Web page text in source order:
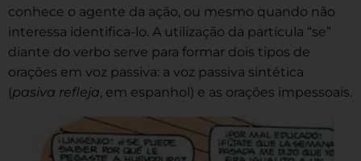
conhece o agente da ação, ou mesmo quando não
interessa identifica-lo. A utilização da partícula “se”
diante do verbo serve para formar dois tipos de
orações em voz passiva: a voz passiva sintética
(pasiva refleja, em espanhol) e as orações impessoais.